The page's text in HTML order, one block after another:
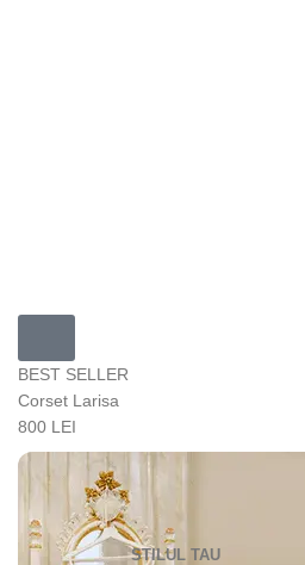
BEST SELLER
Corset Larisa
800 LEI
STILUL TAU